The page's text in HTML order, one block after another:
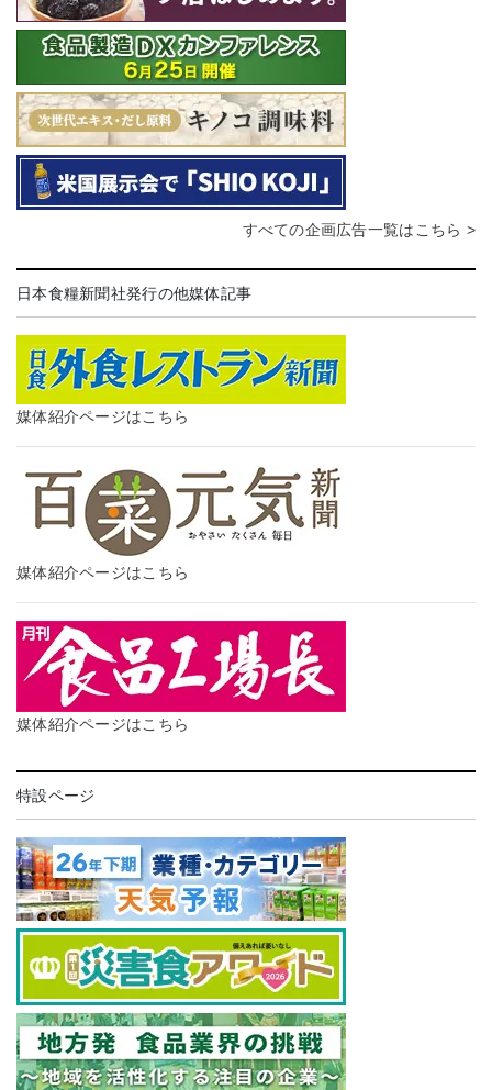
すべての企画広告一覧はこちら >
日本食糧新聞社発行の他媒体記事
媒体紹介ページはこちら
媒体紹介ページはこちら
媒体紹介ページはこちら
特設ページ